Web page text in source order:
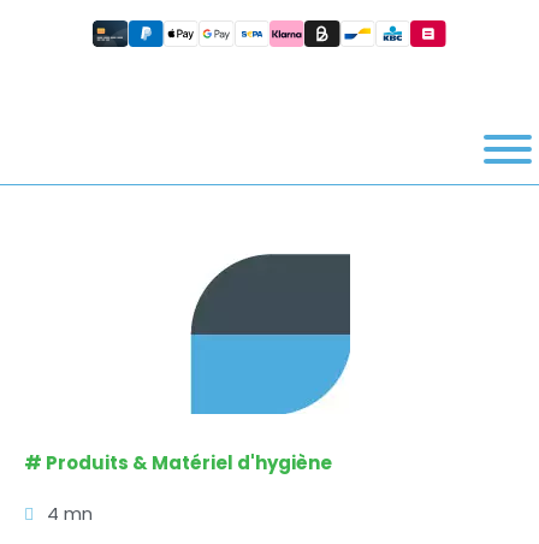
# Produits & Matériel d'hygiène
4 mn